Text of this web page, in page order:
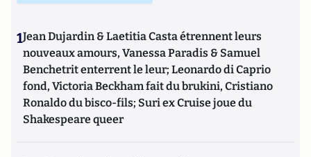
1Jean Dujardin & Laetitia Casta étrennent leurs
nouveaux amours, Vanessa Paradis & Samuel
Benchetrit enterrent le leur; Leonardo di Caprio
fond, Victoria Beckham fait du brukini, Cristiano
Ronaldo du bisco-fils; Suri ex Cruise joue du
Shakespeare queer